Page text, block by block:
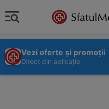
Vezi oferte și promoții
Direct din aplicație